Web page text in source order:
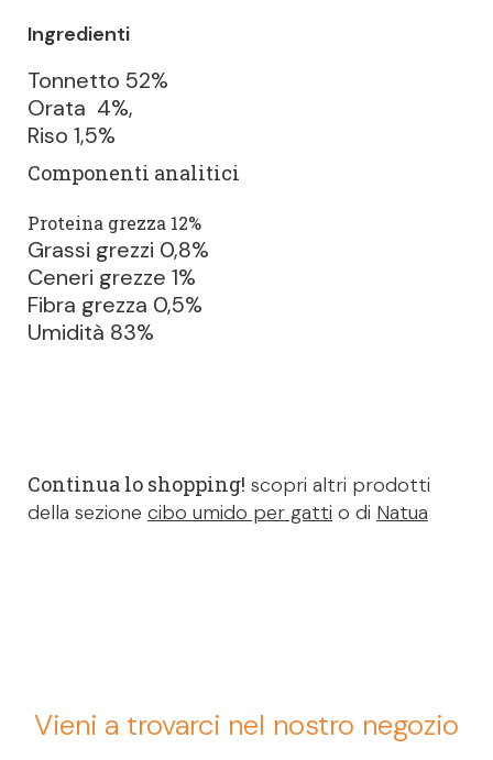
Ingredienti
Tonnetto 52%
Orata 4%,
Riso 1,5%
Componenti analitici
Proteina grezza 12%
Grassi grezzi 0,8%
Ceneri grezze 1%
Fibra grezza 0,5%
Umidità 83%
Continua lo shopping! scopri altri prodotti
della sezione cibo umido per gatti o di Natua
Vieni a trovarci nel nostro negozio